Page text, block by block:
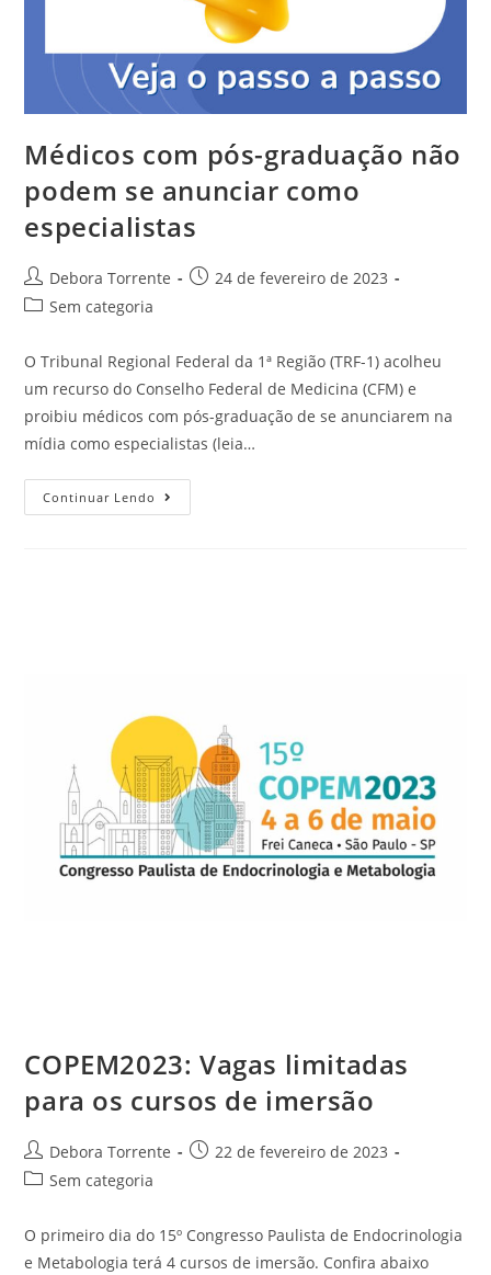
Médicos com pós-graduação não
podem se anunciar como
especialistas
Debora Torrente
24 de fevereiro de 2023
Sem categoria
O Tribunal Regional Federal da 1ª Região (TRF-1) acolheu
um recurso do Conselho Federal de Medicina (CFM) e
proibiu médicos com pós-graduação de se anunciarem na
mídia como especialistas (leia…
Continuar Lendo
COPEM2023: Vagas limitadas
para os cursos de imersão
Debora Torrente
22 de fevereiro de 2023
Sem categoria
O primeiro dia do 15º Congresso Paulista de Endocrinologia
e Metabologia terá 4 cursos de imersão. Confira abaixo